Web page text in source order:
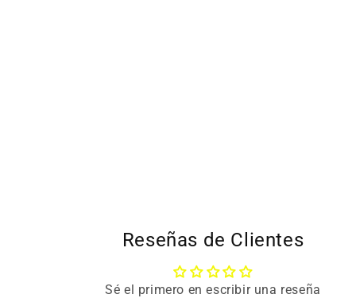
Reseñas de Clientes
Sé el primero en escribir una reseña